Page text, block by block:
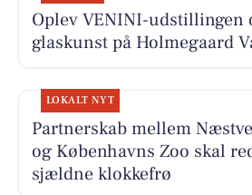
Oplev VENINI-udstillingen
glaskunst på Holmegaard
LOKALT NYT
Partnerskab mellem
og Københavns Zoo skal
sjældne klokkefrø